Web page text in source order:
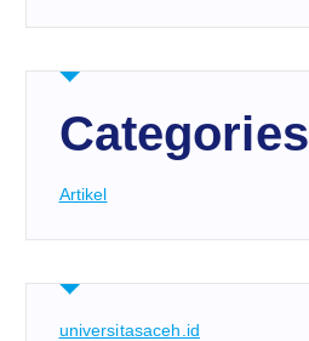
Categories
Artikel
universitasaceh.id